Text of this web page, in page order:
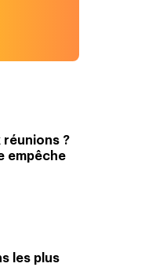
réunions ?
empêche
les plus